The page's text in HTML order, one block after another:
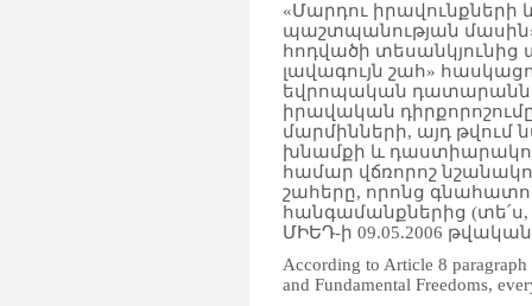
«Մարդու իրավունքների
պաշտպանության
հոդվածի
լավագույն շահ»
եվրոպական դատարանն
իրավական
մարմինների, այդ
խնամքի և
համար վճռորոշ
շահերը, որոնց
հանգամանքներից (տե՛ս,
ՄԻԵԴ-ի 09.05.2006
According to Article 8
and Fundamental Freedoms,